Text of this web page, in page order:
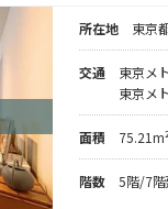
所在地 東京
交通
東京メ
東京メ
面積
階数 5階/7階